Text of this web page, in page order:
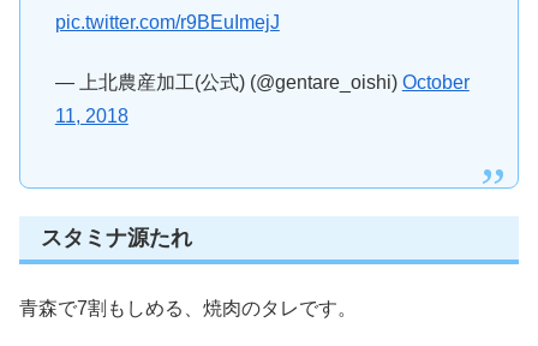
pic.twitter.com/r9BEuImejJ
— 上北農産加工(公式) (@gentare_oishi) October
11, 2018
スタミナ源たれ
青森で7割もしめる、焼肉のタレです。